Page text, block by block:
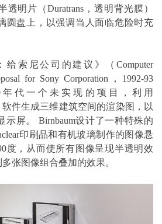
明片（Duratrans，透明背光膜）
圆盘上，以强调当人面临危险时充
给索尼公司的建议》（Computer
for Sony Corporation，1992-93
代一个未实现的项目，利用
软件生成三维建筑空间的渲染图，以
示屏。 Birnbaum设计了一种特殊的
印刷品和有机玻璃制作的图像悬
度，从而使所有图像呈现半透明效
张图像组合叠加的效果。